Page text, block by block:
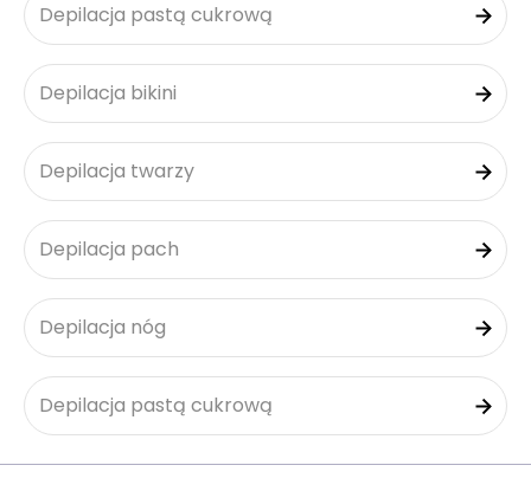
Depilacja pastą cukrową
Depilacja bikini
Depilacja twarzy
Depilacja pach
Depilacja nóg
Depilacja pastą cukrową